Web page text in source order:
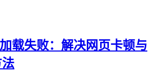
载失败：解决网页卡顿与
法